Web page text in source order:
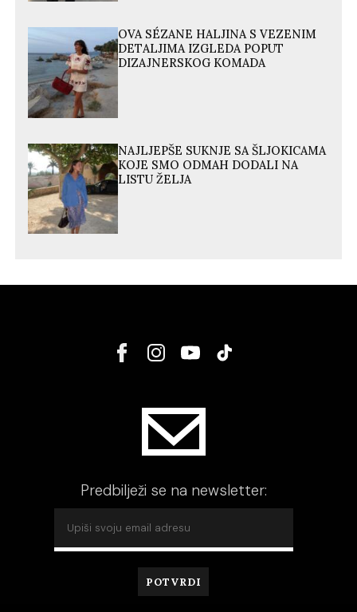
OVA SÉZANE HALJINA S VEZENIM
DETALJIMA IZGLEDA POPUT
DIZAJNERSKOG KOMADA
NAJLJEPŠE SUKNJE SA ŠLJOKICAMA
KOJE SMO ODMAH DODALI NA
LISTU ŽELJA
Predbilježi se na newsletter: